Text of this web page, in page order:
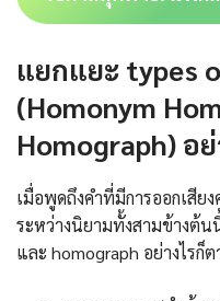
แยกแยะ types
(Homonym
Homograph) อ
เมื่อพูดถึงคำที่มีการออกเสีย
ระหว่างนิยามทั้งสามข้างต้น
และ homograph อย่างไรก็